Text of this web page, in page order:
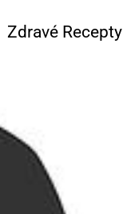
Zdravé Recepty